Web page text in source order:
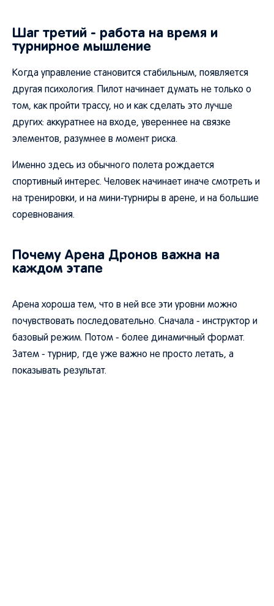
Шаг третий - работа на время и
турнирное мышление
Когда управление становится стабильным, появляется
другая психология. Пилот начинает думать не только о
том, как пройти трассу, но и как сделать это лучше
других: аккуратнее на входе, увереннее на связке
элементов, разумнее в момент риска.
Именно здесь из обычного полета рождается
спортивный интерес. Человек начинает иначе смотреть и
на тренировки, и на мини-турниры в арене, и на большие
соревнования.
Почему Арена Дронов важна на
каждом этапе
Арена хороша тем, что в ней все эти уровни можно
почувствовать последовательно. Сначала - инструктор и
базовый режим. Потом - более динамичный формат.
Затем - турнир, где уже важно не просто летать, а
показывать результат.